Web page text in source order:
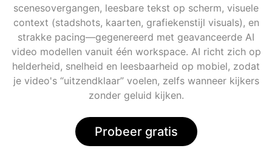
scenesovergangen, leesbare tekst op scherm, visuele
context (stadshots, kaarten, grafiekenstijl visuals), en
strakke pacing—gegenereerd met geavanceerde AI
video modellen vanuit één workspace. AI richt zich op
helderheid, snelheid en leesbaarheid op mobiel, zodat
je video's “uitzendklaar” voelen, zelfs wanneer kijkers
zonder geluid kijken.
Probeer gratis